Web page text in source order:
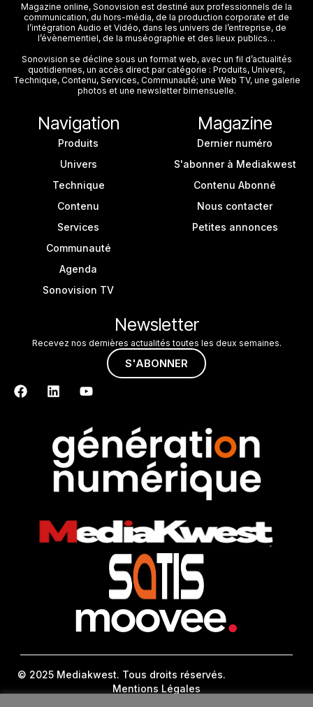
Magazine online, Sonovision est destiné aux professionnels de la
communication, du hors-média, de la production corporate et de
l’intégration Audio et Vidéo, dans les univers de l’entreprise, de
l’évènementiel, de la muséographie et des lieux publics…
Sonovision se décline sous un format web, avec un fil d’actualités
quotidiennes, un accès direct par catégorie : Produits, Univers,
Technique, Contenu, Services, Communauté; une Web TV, une galerie
photos et une newsletter bimensuelle.
Navigation
Produits
Univers
Technique
Contenu
Services
Communauté
Agenda
Sonovision TV
Magazine
Dernier numéro
S'abonner à Mediakwest
Contenu Abonné
Nous contacter
Petites annonces
Newsletter
Recevez nos dernières actualités toutes les deux semaines.
S'ABONNER
© 2025 Mediakwest. Tous droits réservés.
Mentions Légales